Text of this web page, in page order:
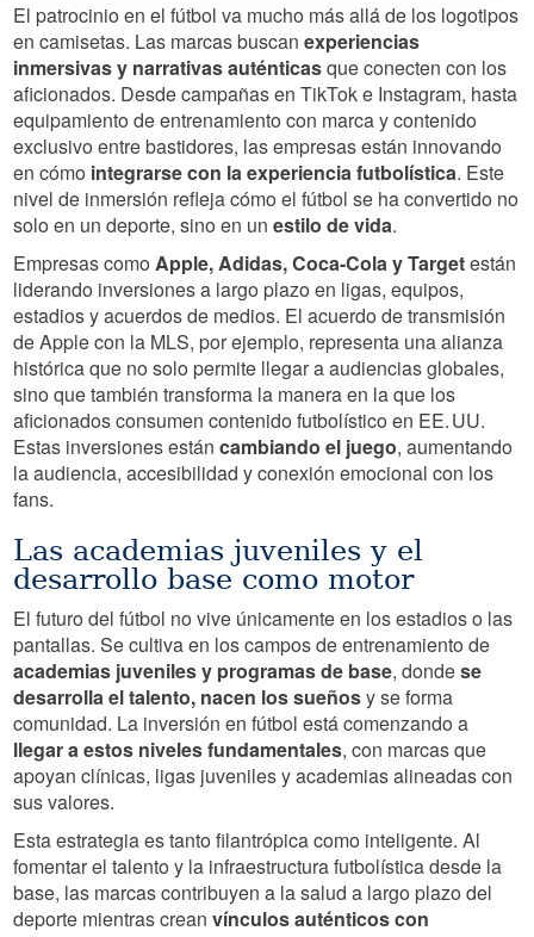
El patrocinio en el fútbol va mucho más allá de los logotipos
en camisetas. Las marcas buscanexperiencias
inmersivas y narrativas auténticasque conecten con los
aficionados. Desde campañas en TikTok e Instagram, hasta
equipamiento de entrenamiento con marca y contenido
exclusivo entre bastidores, las empresas están innovando
en cómo integrarse con la experiencia futbolística. Este
nivel de inmersión refleja cómo el fútbol se ha convertido no
solo en un deporte, sino en unestilo de vida.
Empresas comoApple, Adidas, Coca-Cola y Targetestán
liderando inversiones a largo plazo en ligas, equipos,
estadios y acuerdos de medios. El acuerdo de transmisión
de Apple con la MLS, por ejemplo, representa una alianza
histórica que no solo permite llegar a audiencias globales,
sino que también transforma la manera en la que los
aficionados consumen contenido futbolístico en EE. UU.
Estas inversiones estáncambiando el juego, aumentando
la audiencia, accesibilidad y conexión emocional con los
fans.
Las academias juveniles y el
desarrollo base como motor
El futuro del fútbol no vive únicamente en los estadios o las
pantallas. Se cultiva en los campos de entrenamiento de
academias juveniles y programas de base, dondese
desarrolla el talento, nacen los sueñosy se forma
comunidad. La inversión en fútbol está comenzando a
llegar a estos niveles fundamentales, con marcas que
apoyan clínicas, ligas juveniles y academias alineadas con
sus valores.
Esta estrategia es tanto filantrópica como inteligente. Al
fomentar el talento y la infraestructura futbolística desde la
base, las marcas contribuyen a la salud a largo plazo del
deporte mientras creanvínculos auténticos con